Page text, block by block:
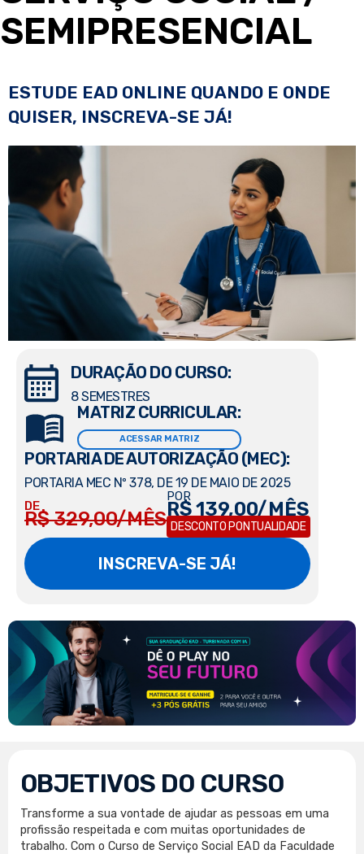
SEMIPRESENCIAL
ESTUDE EAD ONLINE QUANDO E ONDE
QUISER, INSCREVA-SE JÁ!
DURAÇÃO DO CURSO:
8 SEMESTRES
MATRIZ CURRICULAR:
ACESSAR MATRIZ
PORTARIA DE AUTORIZAÇÃO (MEC):
PORTARIA MEC Nº 378, DE 19 DE MAIO DE 2025
DE
R$ 329,00/MÊS
POR
R$ 139,00/MÊS
DESCONTO PONTUALIDADE
INSCREVA-SE JÁ!
OBJETIVOS DO CURSO
Transforme a sua vontade de ajudar as pessoas em uma
profissão respeitada e com muitas oportunidades de
trabalho. Com o Curso de Serviço Social EAD da Faculdade